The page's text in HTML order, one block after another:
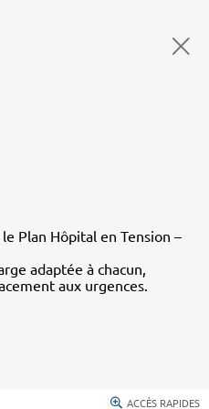
Plan Hôpital en Tension –
adaptée à chacun,
aux urgences.
ACCÈS RAPIDES